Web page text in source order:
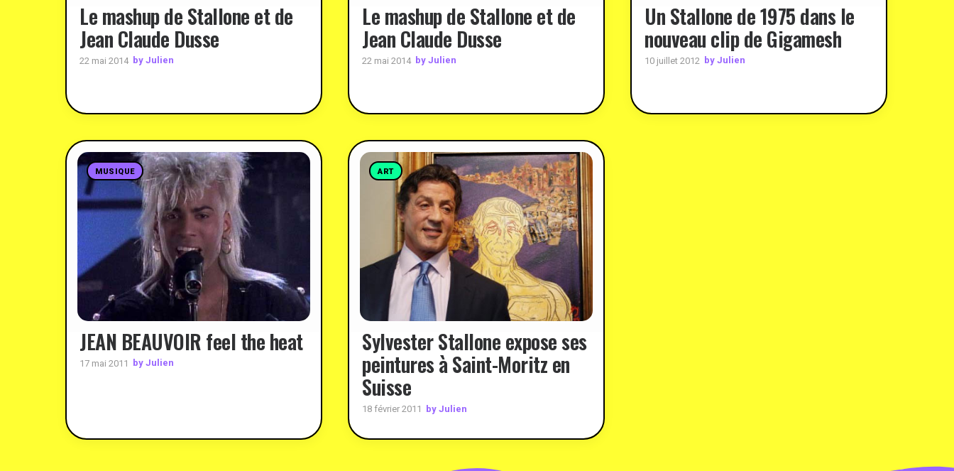
Le mashup de Stallone et de
Jean Claude Dusse
22 mai 2014 by Julien
Le mashup de Stallone et de
Jean Claude Dusse
22 mai 2014 by Julien
Un Stallone de 1975 dans le
nouveau clip de Gigamesh
10 juillet 2012 by Julien
MUSIQUE
JEAN BEAUVOIR feel the heat
17 mai 2011 by Julien
ART
Sylvester Stallone expose ses
peintures à Saint-Moritz en
Suisse
18 février 2011 by Julien